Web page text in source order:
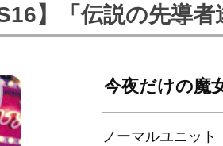
】「伝説の先導者
今夜だけの魔
ノーマルユニット